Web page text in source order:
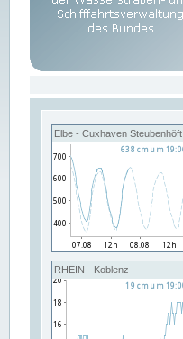
Elbe - Cuxhaven Steubenhöft
RHEIN - Koblenz